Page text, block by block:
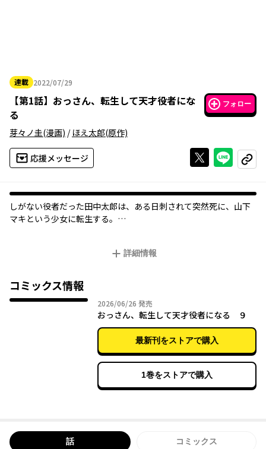
連載 2022/07/29
2022年07月29日
【第1話】 おっさん、転生して天才役者にな
る
フォロー
芽々ノ圭(漫画) / ほえ太郎(原作)
応援メッセージ Xで投稿する
ライン
コピー
しがない役者だった田中太郎は、ある日刺されて突然死に、山下
マキという少女に転生する。
演技で全てを圧倒する、爽快現代転生コミック開幕!!
詳細情報
コミックス情報
2026/06/26 2026年06月26日
発売
おっさん、転生して天才役者になる ９
最新刊をストアで購入
1巻をストアで購入
話 コミックス